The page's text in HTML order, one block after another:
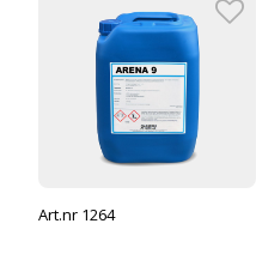
Art.nr 1264